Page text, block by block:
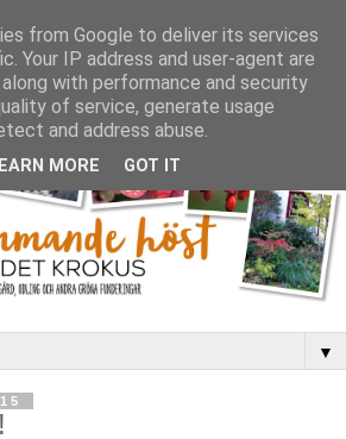
▼
from Google to deliver its services
Your IP address and user-agent are
with performance and security
of service, generate usage
and address abuse.
MORE GOT IT